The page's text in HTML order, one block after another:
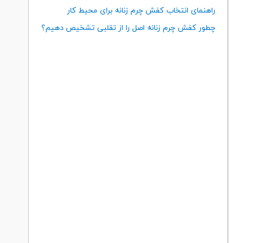
راهنمای انتخاب کفش چرم زنانه برای محیط کار
چطور کفش چرم زنانه اصل را از تقلبی تشخیص دهیم؟